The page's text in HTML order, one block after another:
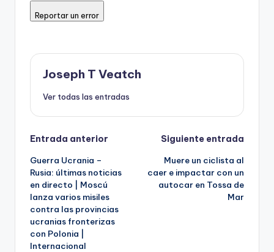
Reportar un error
Joseph T Veatch
Ver todas las entradas
Navegación
de
entradas
Entrada anterior
Guerra Ucrania –
Rusia: últimas noticias
en directo | Moscú
lanza varios misiles
contra las provincias
ucranias fronterizas
con Polonia |
Internacional
Siguiente entrada
Muere un ciclista al
caer e impactar con un
autocar en Tossa de
Mar